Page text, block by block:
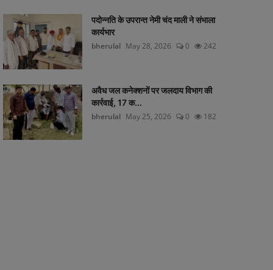
पदोन्नति के उपरान्त नेमी चंद माली ने संभाला
कार्यभार
bherulal May 28, 2026 0 242
अवैध जल कनेक्शनों पर जलदाय विभाग की
कार्रवाई, 17 क...
bherulal May 25, 2026 0 182